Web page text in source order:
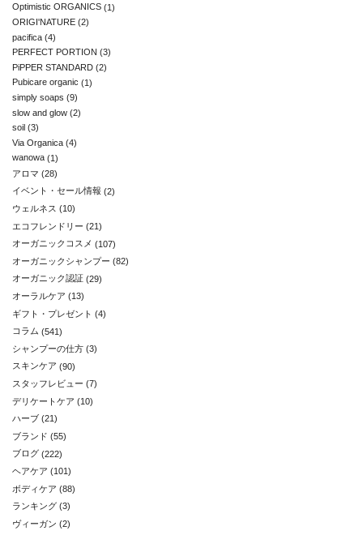
Optimistic ORGANICS (1)
ORIGI'NATURE (2)
pacifica (4)
PERFECT PORTION (3)
PiPPER STANDARD (2)
Pubicare organic (1)
simply soaps (9)
slow and glow (2)
soil (3)
Via Organica (4)
wanowa (1)
アロマ (28)
イベント・セール情報 (2)
ウェルネス (10)
エコフレンドリー (21)
オーガニックコスメ (107)
オーガニックシャンプー (82)
オーガニック認証 (29)
オーラルケア (13)
ギフト・プレゼント (4)
コラム (541)
シャンプーの仕方 (3)
スキンケア (90)
スタッフレビュー (7)
デリケートケア (10)
ハーブ (21)
ブランド (55)
ブログ (222)
ヘアケア (101)
ボディケア (88)
ランキング (3)
ヴィーガン (2)